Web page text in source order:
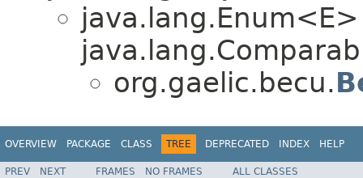
org.gaelic.becu.
OVERVIEW PACKAGE CLASS TREE DEPRECATED INDEX HELP
PREV NEXT FRAMES NO FRAMES ALL CLASSES